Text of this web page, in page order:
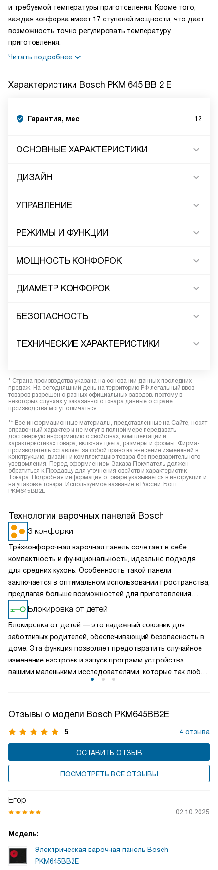
и требуемой температуры приготовления. Кроме того,
каждая конфорка имеет 17 ступеней мощности, что дает
возможность точно регулировать температуру
приготовления.
Читать подробнее
Характеристики Bosch PKM 645 BB 2 E
Гарантия, мес 12
ОСНОВНЫЕ ХАРАКТЕРИСТИКИ
ДИЗАЙН
УПРАВЛЕНИЕ
РЕЖИМЫ И ФУНКЦИИ
МОЩНОСТЬ КОНФОРОК
ДИАМЕТР КОНФОРОК
БЕЗОПАСНОСТЬ
ТЕХНИЧЕСКИЕ ХАРАКТЕРИСТИКИ
* Страна производства указана на основании данных последних
продаж. На сегодняшний день на территорию РФ легальный ввоз
товаров разрешен с разных официальных заводов, поэтому в
некоторых случаях у заказанного товара данные о стране
производства могут отличаться.
** Все информационные материалы, представленные на Сайте, носят
справочный характер и не могут в полной мере передавать
достоверную информацию о свойствах, комплектации и
характеристиках товара, включая цвета, размеры и формы. Фирма-
производитель оставляет за собой право на внесение изменений в
конструкцию, дизайн и комплектацию товара без предварительного
уведомления. Перед оформлением Заказа Покупатель должен
обратиться к Продавцу для уточнения свойств и характеристик
Товара. Подробная информация о товаре указывается в инструкции и
на упаковке товара. Используемое название в России: Бош
PKM645BB2E
Технологии варочных панелей Bosch
3 конфорки
Трёхконфорочная варочная панель сочетает в себе
компактность и функциональность, идеально подходя
для средних кухонь. Особенность такой панели
заключается в оптимальном использовании пространства,
предлагая больше возможностей для приготовления
пищи по сравнению с двухконфорочными моделями, но
при этом занимая меньше места, чем стандартные
четырёхконфорочные панели. Обычно конфорки
расположены в форме треугольника, что обеспечивает
удобный доступ ко всем зонам приготовления. Различные
размеры и мощности конфорок позволяют эффективно
использовать их для различных кулинарных задач, от
компактностью и многофункциональностью в кухонной
Блокировка от детей
Блокировка от детей — это надежный союзник для
заботливых родителей, обеспечивающий безопасность в
доме. Эта функция позволяет предотвратить случайное
изменение настроек и запуск программ устройства
вашими маленькими исследователями, которые так любят
Отзывы о модели Bosch PKM645BB2E
5 4 отзыва
ОСТАВИТЬ ОТЗЫВ
ПОСМОТРЕТЬ ВСЕ ОТЗЫВЫ
Егор
02.10.2025
Модель:
Электрическая варочная панель Bosch
PKM645BB2E